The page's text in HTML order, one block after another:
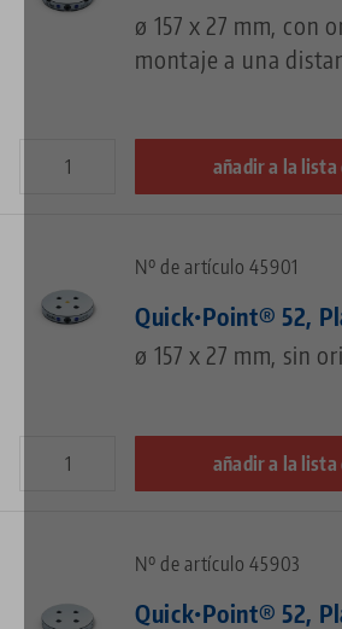
ø 157 x 27 mm, con
montaje a una
añadir a la lista
Nº de artículo 45901
Quick•Point® 52,
ø 157 x 27 mm, sin
añadir a la lista
Nº de artículo 45903
Quick•Point® 52,